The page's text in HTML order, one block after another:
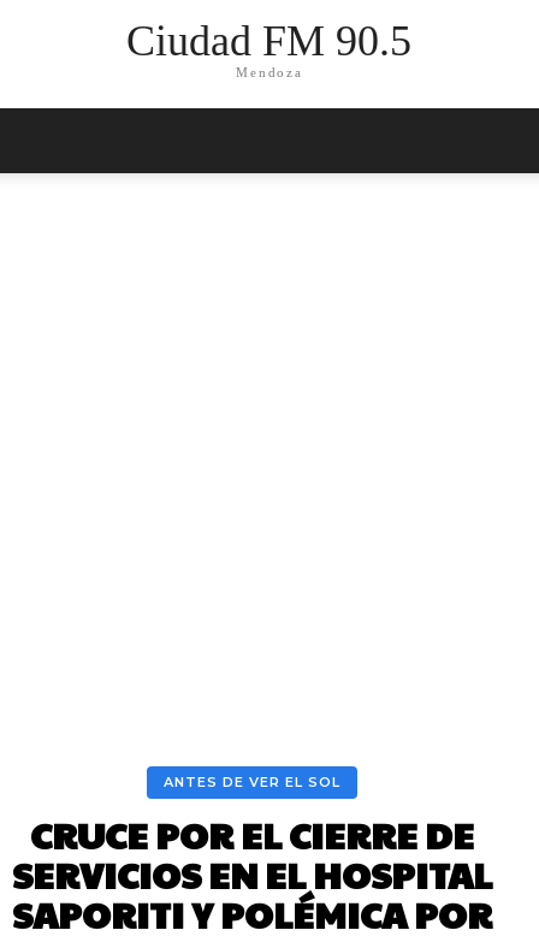
Ciudad FM 90.5
Mendoza
ANTES DE VER EL SOL
CRUCE POR EL CIERRE DE
SERVICIOS EN EL HOSPITAL
SAPORITI Y POLÉMICA POR